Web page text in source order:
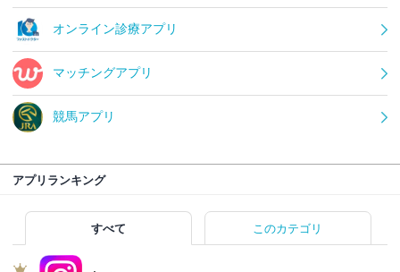
オンライン診療アプリ
マッチングアプリ
競馬アプリ
アプリランキング
すべて このカテゴリ